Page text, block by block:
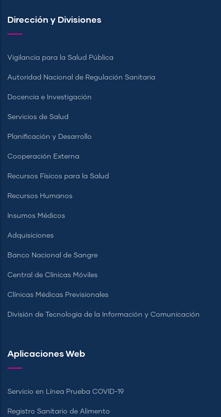
Dirección y Divisiones
Vigilancia para la Salud Pública
Autoridad Nacional de Regulación Sanitaria
Docencia e Investigación
Servicios de Salud
Planificación y Desarrollo
Cooperación Externa
Recursos Físicos para la Salud
Recursos Humanos
Insumos Médicos
Adquisiciones
Banco Nacional de Sangre
Central de Clínicas Móviles
Clínicas Médicas Previsionales
División de Tecnología de la Información y Comunicación
Aplicaciones Web
Servicio en Línea Prueba COVID-19
Registro Sanitario de Alimento